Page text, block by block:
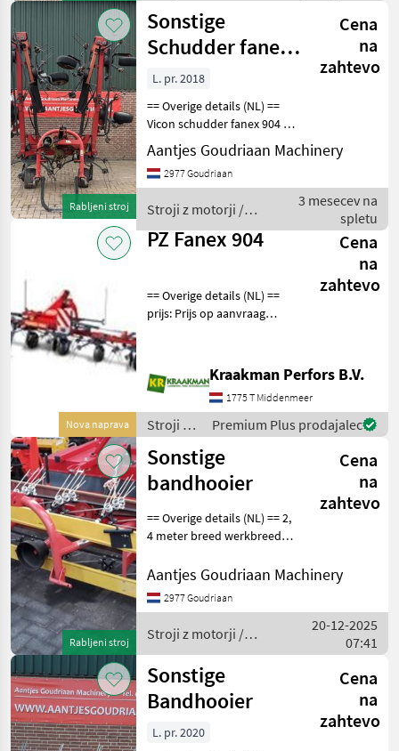
motorji /
Sonstige
Rabljeni stroj
Sonstige
Schudder fanex
904 - Gebruikt
Cena
na
zahtevo
L. pr. 2018
== Overige details (NL) ==
Vicon schudder fanex 904 •
Gedragen uitvoering •
Mechanische schuinte
stelling • Hydraulisch
Tandbeveiliging
Aantjes Goudriaan Machinery
2977 Goudriaan
Stroji z motorji /
Sonstige
3 mesecev na
spletu
Nova naprava
PZ Fanex 904
Cena
na
zahtevo
== Overige details (NL) ==
prijs: Prijs op aanvraag
een werkbreedte van 9, 0m
is ontworpen om perfect te
Kraakman Perfors B.V.
1775 T Middenmeer
Stroji z
motorji /
PZ
Premium Plus prodajalec
Rabljeni stroj
Sonstige
bandhooier
Cena
na
zahtevo
== Overige details (NL) == 2,
4 meter breed werkbreedte
Stroji z motorji Tračni
obračalnik/ zgrabljalnik
Aantjes Goudriaan Machinery
2977 Goudriaan
Stroji z motorji /
Sonstige
20-12-2025
07:41
Sonstige
Bandhooier
Cena
na
zahtevo
L. pr. 2020